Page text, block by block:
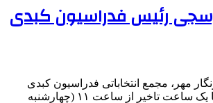
رئیس فدراسیون کبدی
مهر، مجمع انتخاباتی فدراسیون کبدی
صبح امروز و با یک ساعت تاخیر از ساعت ۱۱ (چهارشنبه